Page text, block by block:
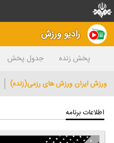
رادیو ورزش
پخش زنده جدول پخش
ورزش ایران ورزش های رزمی(زنده)
اطلاعات برنامه